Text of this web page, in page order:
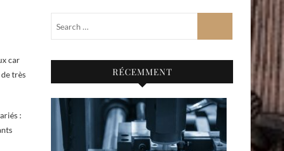
car
très
:
RÉCEMMENT